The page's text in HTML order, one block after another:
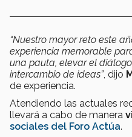
“Nuestro mayor reto este
experiencia memorable
una pauta, elevar el
intercambio de ideas”, dijo
de experiencia.
Atendiendo las actuales
llevará a cabo de manera
sociales del Foro Actúa.